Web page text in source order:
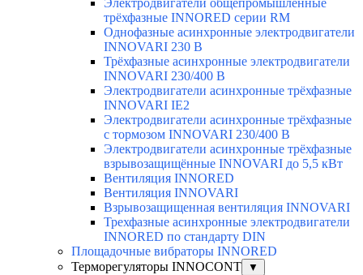
Электродвигатели общепромышленные
трёхфазные INNORED серии RM
Однофазные асинхронные электродвигатели
INNOVARI 230 В
Трёхфазные асинхронные электродвигатели
INNOVARI 230/400 В
Электродвигатели асинхронные трёхфазные
INNOVARI IE2
Электродвигатели асинхронные трёхфазные
с тормозом INNOVARI 230/400 В
Электродвигатели асинхронные трёхфазные
взрывозащищённые INNOVARI до 5,5 кВт
Вентиляция INNORED
Вентиляция INNOVARI
Взрывозащищенная вентиляция INNOVARI
Трехфазные асинхронные электродвигатели
INNORED по стандарту DIN
Площадочные вибраторы INNORED
Терморегуляторы INNOCONT
▼